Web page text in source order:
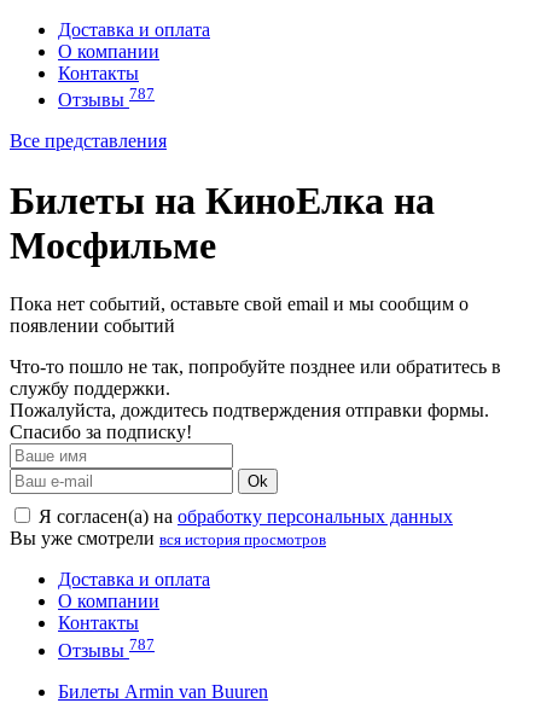
Доставка и оплата
О компании
Контакты
Отзывы 787
Все представления
Билеты на КиноЕлка на
Мосфильме
Пока нет событий, оставьте свой email и мы сообщим о
появлении событий
Что-то пошло не так, попробуйте позднее или обратитесь в
службу поддержки.
Пожалуйста, дождитесь подтверждения отправки формы.
Спасибо за подписку!
Ok
Я согласен(а) на обработку персональных данных
Вы уже смотрели вся история просмотров
Доставка и оплата
О компании
Контакты
Отзывы 787
Билеты Armin van Buuren